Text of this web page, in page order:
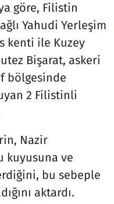
göre, Filistin
Yahudi Yerleşim
kenti ile Kuzey
Bişarat, askeri
bölgesinde
2 Filistinli
Nazir
kuyusuna ve
bu sebeple
aktardı.